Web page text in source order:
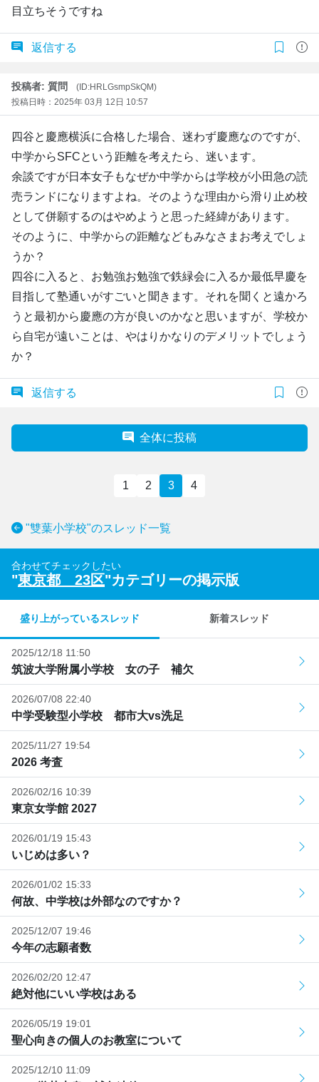
目立ちそうですね
返信する
投稿者: 質問
(ID:HRLGsmpSkQM)
投稿日時：2025年 03月 12日 10:57
四谷と慶應横浜に合格した場合、迷わず慶應なのですが、
中学からSFCという距離を考えたら、迷います。
余談ですが日本女子もなぜか中学からは学校が小田急の読
売ランドになりますよね。そのような理由から滑り止め校
として併願するのはやめようと思った経緯があります。
そのように、中学からの距離などもみなさまお考えでしょ
うか？
四谷に入ると、お勉強お勉強で鉄緑会に入るか最低早慶を
目指して塾通いがすごいと聞きます。それを聞くと遠かろ
うと最初から慶應の方が良いのかなと思いますが、学校か
ら自宅が遠いことは、やはりかなりのデメリットでしょう
か？
返信する
全体に投稿
1 2 3 4
"雙葉小学校"のスレッド一覧
合わせてチェックしたい
"東京都 23区"カテゴリーの掲示版
盛り上がっているスレッド 新着スレッド
2025/12/18 11:50
筑波大学附属小学校 女の子 補欠
2026/07/08 22:40
中学受験型小学校 都市大vs洗足
2025/11/27 19:54
2026 考査
2026/02/16 10:39
東京女学館 2027
2026/01/19 15:43
いじめは多い？
2026/01/02 15:33
何故、中学校は外部なのですか？
2025/12/07 19:46
今年の志願者数
2026/02/20 12:47
絶対他にいい学校はある
2026/05/19 19:01
聖心向きの個人のお教室について
2025/12/10 11:09